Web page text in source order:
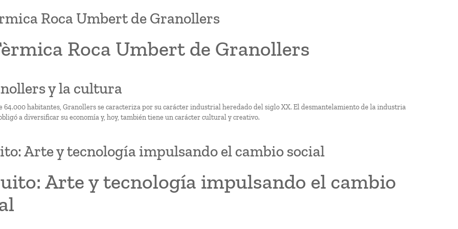
Roca Umbert de Granollers
Roca Umbert de Granollers
y la cultura
64.000 habitantes, Granollers se caracteriza por su carácter industrial heredado del siglo XX. El desmantelamiento de la industria
a diversificar su economía y, hoy, también tiene un carácter cultural y creativo.
Arte y tecnología impulsando el cambio social
Arte y tecnología impulsando el cambio